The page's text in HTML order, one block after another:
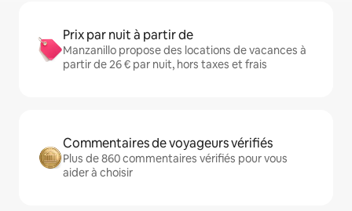
Prix par nuit à partir de
Manzanillo propose des locations de vacances à
partir de 26 € par nuit, hors taxes et frais
Commentaires de voyageurs vérifiés
Plus de 860 commentaires vérifiés pour vous
aider à choisir